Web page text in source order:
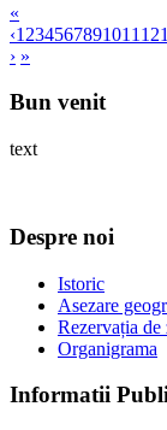
«
‹1 234567891011 12
› »
Bun venit
text
Despre noi
Istoric
Asezare
Rezervația
Organigrama
Informatii